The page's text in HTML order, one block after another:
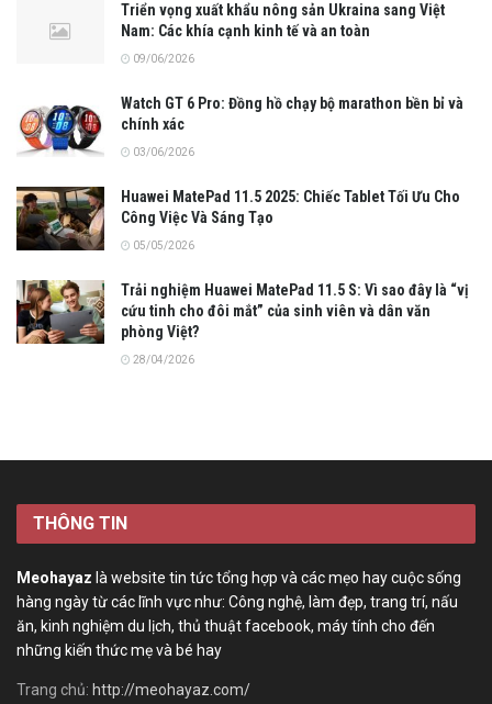
Triển vọng xuất khẩu nông sản Ukraina sang Việt
Nam: Các khía cạnh kinh tế và an toàn
09/06/2026
Watch GT 6 Pro: Đồng hồ chạy bộ marathon bền bỉ và
chính xác
03/06/2026
Huawei MatePad 11.5 2025: Chiếc Tablet Tối Ưu Cho
Công Việc Và Sáng Tạo
05/05/2026
Trải nghiệm Huawei MatePad 11.5 S: Vì sao đây là “vị
cứu tinh cho đôi mắt” của sinh viên và dân văn
phòng Việt?
28/04/2026
THÔNG TIN
Meohayaz là website tin tức tổng hợp và các mẹo hay cuộc sống
hàng ngày từ các lĩnh vực như: Công nghệ, làm đẹp, trang trí, nấu
ăn, kinh nghiệm du lịch, thủ thuật facebook, máy tính cho đến
những kiến thức mẹ và bé hay
Trang chủ: http://meohayaz.com/